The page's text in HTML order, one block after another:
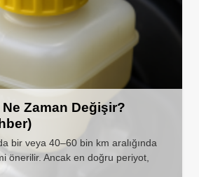
Zaman Değişir?
bir veya 40–60 bin km aralığında
önerilir. Ancak en doğru periyot,